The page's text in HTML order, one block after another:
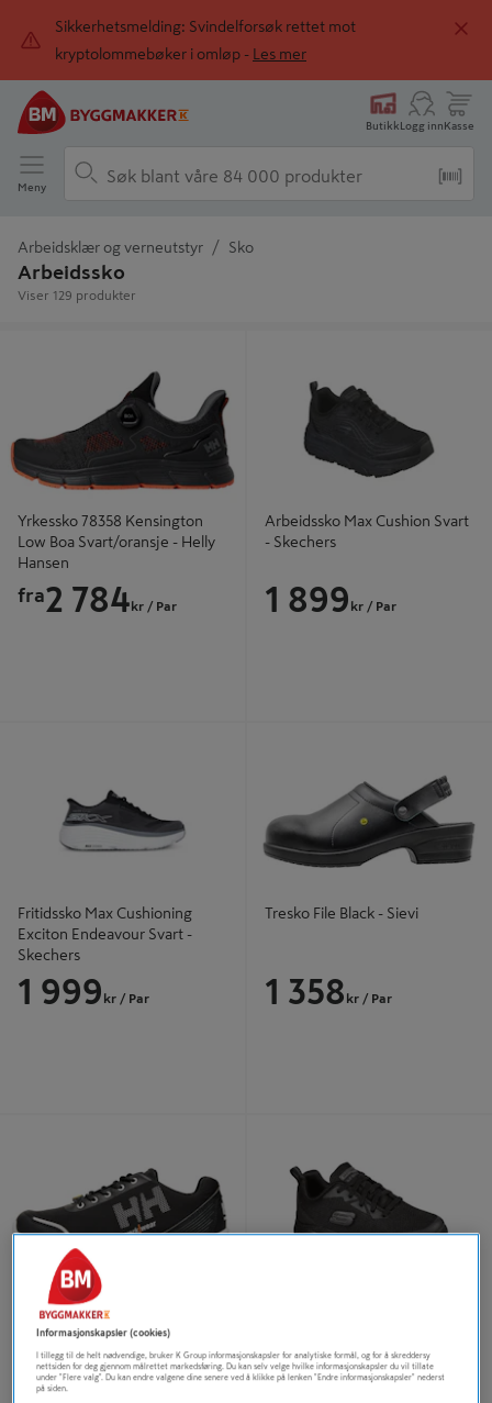
Sikkerhetsmelding: Svindelforsøk rettet mot
kryptolommebøker i omløp -
Les mer
ButikkLogg innKasse
Meny
Arbeidsklær og verneutstyr Sko
Arbeidssko
Viser 129 produkter
Yrkessko 78358 Kensington
Low Boa Svart/oransje - Helly
Hansen
fra2 784 kr / Par
Arbeidssko Max Cushion Svart
- Skechers
1 899 kr / Par
Fritidssko Max Cushioning
Exciton Endeavour Svart -
Skechers
1 999 kr / Par
Tresko File Black - Sievi
1 358 kr / Par
Arbeidssko 78226 Oslo Soft
toe Svart/oransje - Helly
fra1 624 1 999
Informasjonskapsler (cookies)
I tillegg til de helt nødvendige, bruker K Group informasjonskapsler for analytiske formål, og for å skreddersy
nettsiden for deg gjennom målrettet markedsføring. Du kan selv velge hvilke informasjonskapsler du vil tillate
under "Flere valg". Du kan endre valgene dine senere ved å klikke på lenken "Endre informasjonskapsler" nederst
på siden.